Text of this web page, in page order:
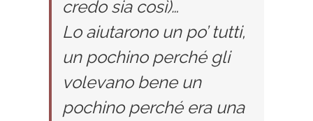
credo sia così)…
Lo aiutarono un po’ tutti,
un pochino perché gli
volevano bene un
pochino perché era una